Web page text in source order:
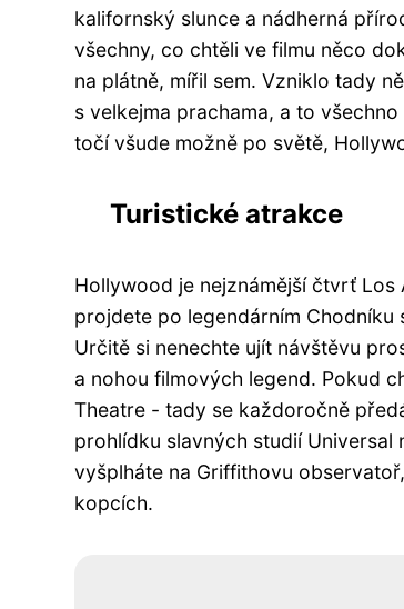
kalifornský slunce a nádherná
všechny, co chtěli ve filmu něco
na plátně, mířil sem. Vzniklo tady
s velkejma prachama, a to
točí všude možně po světě,
Turistické atrakce
Hollywood je nejznámější čtvrť Los
projdete po legendárním
Určitě si nenechte ujít návštěvu
a nohou filmových legend. Pokud
Theatre - tady se každoročně
prohlídku slavných studií
vyšplháte na Griffithovu
kopcích.